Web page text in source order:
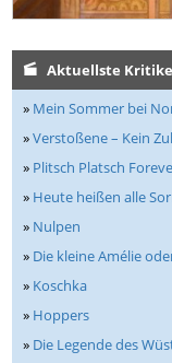
Aktuellste
» Mein Sommer bei
»Verstoßene – Kein
» Plitsch Platsch
» Heute heißen alle
» Nulpen
» Die kleine Amélie
» Koschka
» Hoppers
» Die Legende des